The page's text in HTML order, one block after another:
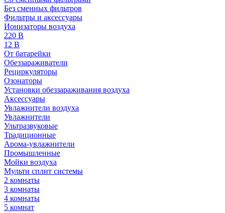
Без сменных фильтров
Фильтры и аксессуары
Ионизаторы воздуха
220 В
12 В
От батарейки
Обеззараживатели
Рециркуляторы
Озонаторы
Установки обеззараживания воздуха
Аксессуары
Увлажнители воздуха
Увлажнители
Ультразвуковые
Традиционные
Арома-увлажнители
Промышленные
Мойки воздуха
Мульти сплит системы
2 комнаты
3 комнаты
4 комнаты
5 комнат